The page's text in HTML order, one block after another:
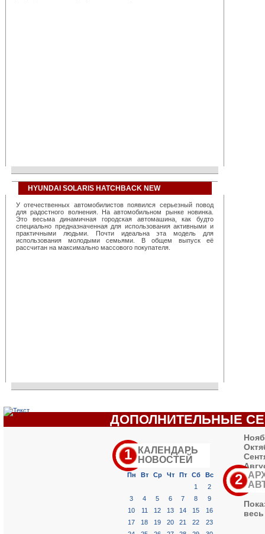
HYUNDAI SOLARIS HATCHBACK NEW
У отечественных автомобилистов появился серьезный повод
для радостного волнения. На автомобильном рынке новинка.
Это весьма динамичная городская автомашина, как будто
специально предназначенная для использования активными и
практичными людьми. Почти идеальна эта модель для
использования молодыми семьями. В общем выпуск её
рассчитан на максимально массового покупателя.
ДОПОЛНИТЕЛЬНЫЕ
«Август 2026 »
Пн
Вт Ср Чт Пт Сб
Вс
1
2
3
4 5 6 7 8
9
10
11 12 13 14 15
16
17
18 19 20 21 22
23
1
КАЛЕНДАРЬ
НОВОСТЕЙ
2